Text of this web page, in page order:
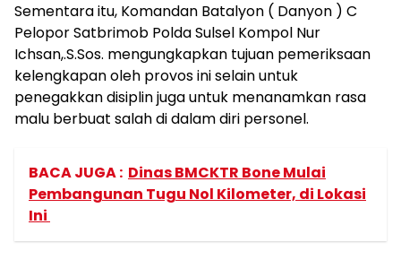
Sementara itu, Komandan Batalyon ( Danyon ) C
Pelopor Satbrimob Polda Sulsel Kompol Nur
Ichsan,.S.Sos. mengungkapkan tujuan pemeriksaan
kelengkapan oleh provos ini selain untuk
penegakkan disiplin juga untuk menanamkan rasa
malu berbuat salah di dalam diri personel.
BACA JUGA : Dinas BMCKTR Bone Mulai
Pembangunan Tugu Nol Kilometer, di Lokasi
Ini